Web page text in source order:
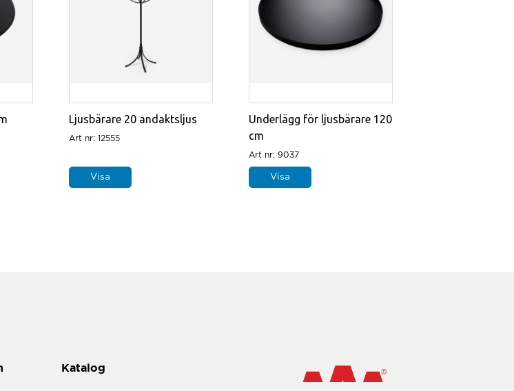
Ljusbärare 20 andaktsljus
Art nr: 12555
Visa
Underlägg för ljusbärare 120
cm
Art nr: 9037
Visa
Katalog